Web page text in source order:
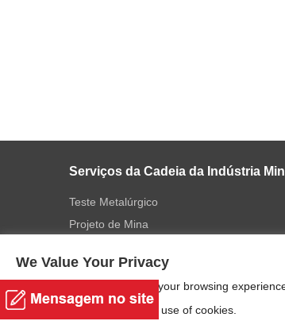
Serviços da Cadeia da Indústria
Teste Metalúrgico
Projeto de Mina
Instalação
Padrão Alcançada
We Value Your Privacy
We use cookies to enhance your browsing
"Accept", you consent to our use of cookies.